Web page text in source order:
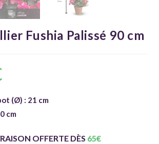
Fushia Palissé 90 cm
(Ø) : 21 cm
cm
OFFERTE DÈS 65€